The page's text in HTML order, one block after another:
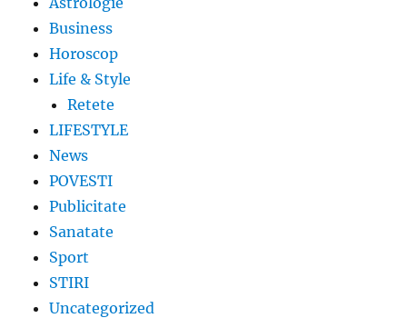
Business
Horoscop
Life & Style
Retete
LIFESTYLE
News
POVESTI
Publicitate
Sanatate
Sport
STIRI
Uncategorized